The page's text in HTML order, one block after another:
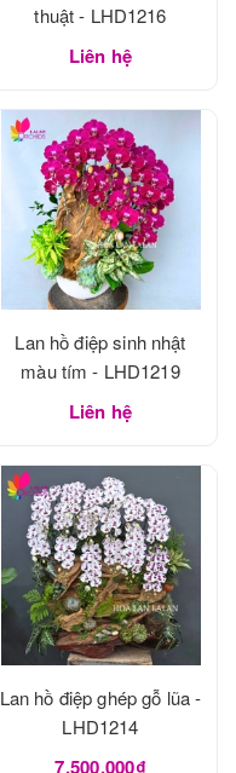
thuật - LHD1216
Liên hệ
Lan hồ điệp sinh nhật
màu tím - LHD1219
Liên hệ
Lan hồ điệp ghép gỗ lũa -
LHD1214
7.500.000₫